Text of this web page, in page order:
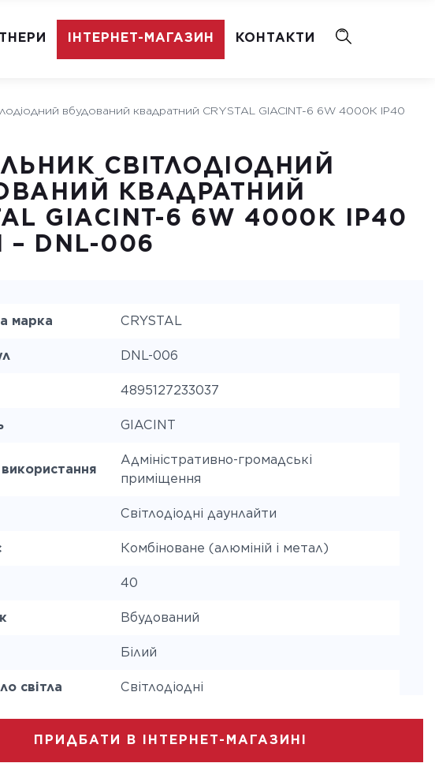
ІНТЕРНЕТ-МАГАЗИН КОНТАКТИ
вбудований квадратний CRYSTAL GIACINT-6 6W 4000К IP40
СВІТЛОДІОДНИЙ
КВАДРАТНИЙ
GIACINT-6 6W 4000К IP40
– DNL-006
марка CRYSTAL
DNL-006
4895127233037
GIACINT
Адміністративно-громадські
приміщення
Світлодіодні даунлайти
Комбіноване (алюміній і метал)
40
Вбудований
Білий
світла Світлодіодні
SMD
ПРИДБАТИ В ІНТЕРНЕТ-МАГАЗИНІ